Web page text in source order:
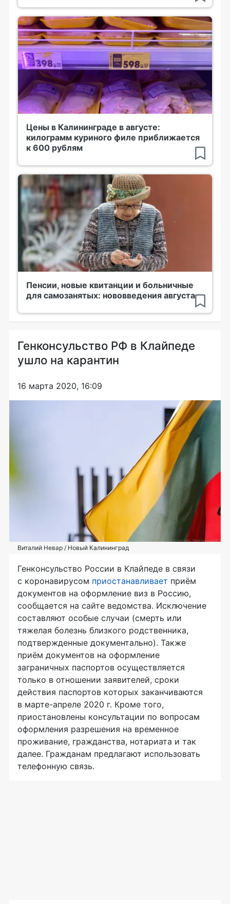
Цены в Калининграде в августе:
килограмм куриного филе приближается
к 600 рублям
Пенсии, новые квитанции и больничные
для самозанятых: нововведения августа
Генконсульство РФ в Клайпеде
ушло на карантин
16 марта 2020, 16:09
Виталий Невар / Новый Калининград
Генконсульство России в Клайпеде в связи
с коронавирусом приостанавливает приём
документов на оформление виз в Россию,
сообщается на сайте ведомства. Исключение
составляют особые случаи (смерть или
тяжелая болезнь близкого родственника,
подтвержденные документально). Также
приём документов на оформление
заграничных паспортов осуществляется
только в отношении заявителей, сроки
действия паспортов которых заканчиваются
в марте-апреле 2020 г. Кроме того,
приостановлены консультации по вопросам
оформления разрешения на временное
проживание, гражданства, нотариата и так
далее. Гражданам предлагают использовать
телефонную связь.